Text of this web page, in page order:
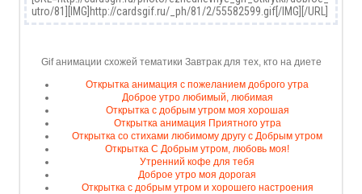
Gif анимации схожей тематики Завтрак для тех, кто на диете
Открытка анимация с пожеланием доброго утра
Доброе утро любимый, любимая
Открытка с добрым утром моя хорошая
Открытка анимация Приятного утра
Открытка со стихами любимому другу с Добрым утром
Открытка С Добрым утром, любовь моя!
Утренний кофе для тебя
Доброе утро моя дорогая
Открытка с добрым утром и хорошего настроения